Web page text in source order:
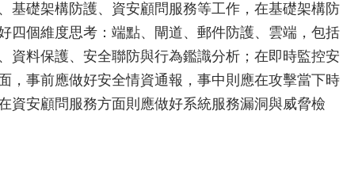
基礎架構防護、資安顧問服務等工作，在基礎架構防
四個維度思考：端點、閘道、郵件防護、雲端，包括
資料保護、安全聯防與行為鑑識分析；在即時監控安
，事前應做好安全情資通報，事中則應在攻擊當下時
資安顧問服務方面則應做好系統服務漏洞與威脅檢